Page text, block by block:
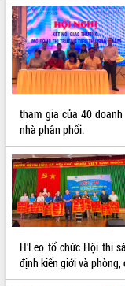
VIDEO
Không có file video nào để
ALBUM ẢNH
tham gia của 40
nhà phân phối.
H’Leo tổ chức Hội thi
định kiến giới và